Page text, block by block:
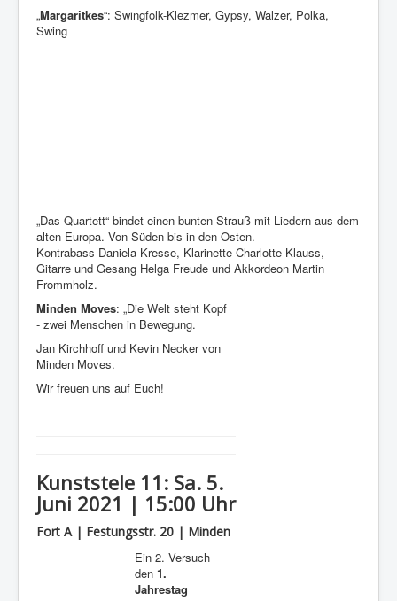
„Margaritkes“: Swingfolk-Klezmer, Gypsy, Walzer, Polka,
Swing
„Das Quartett“ bindet einen bunten Strauß mit Liedern aus dem
alten Europa. Von Süden bis in den Osten.
Kontrabass Daniela Kresse, Klarinette Charlotte Klauss,
Gitarre und Gesang Helga Freude und Akkordeon Martin
Frommholz.
Minden Moves: „Die Welt steht Kopf
- zwei Menschen in Bewegung.
Jan Kirchhoff und Kevin Necker von
Minden Moves.
Wir freuen uns auf Euch!
Kunststele 11: Sa. 5.
Juni 2021 | 15:00 Uhr
Fort A | Festungsstr. 20 | Minden
Ein 2. Versuch
den 1.
Jahrestag